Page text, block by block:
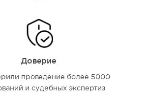
Доверие
проведение более 5000
и судебных экспертиз